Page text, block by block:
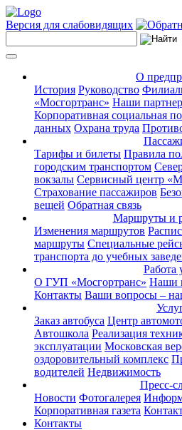
Версия для слабовидящих
О
История Руководство
«Мосгортранс» Наши
Корпоративная социальная
данных Охрана труда
Тарифы и билеты Правила
городским транспортом
вокзалы Сервисный центр
Страхование пассажиров
вещей Обратная связь
Маршруты и
Изменения маршрутов
маршруты Специальные
транспорта до учебных
Работа
О ГУП «Мосгортранс» Наши
Контакты Ваши вопросы –
Заказ автобуса Центр
Автошкола Реализация
эксплуатации Московская
оздоровительный комплекс
водителей Недвижимость
Пресс-
Новости Фотогалерея
Корпоративная газета
Контакты